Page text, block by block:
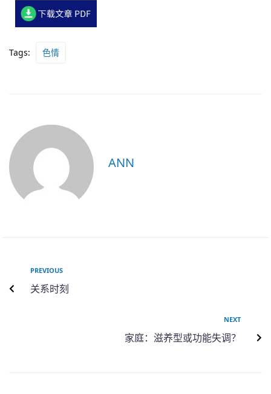
Tags: 色情
ANN
PREVIOUS
关系时刻
NEXT
家庭：滋养型或功能失调？